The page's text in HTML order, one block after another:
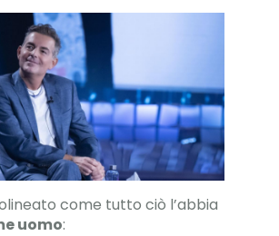
come tutto ciò l’abbia
uomo: